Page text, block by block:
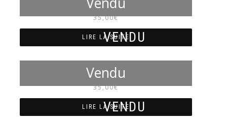
NM4048
35,00€
LIRE LA SUITE
NM4010
35,00€
LIRE LA SUITE